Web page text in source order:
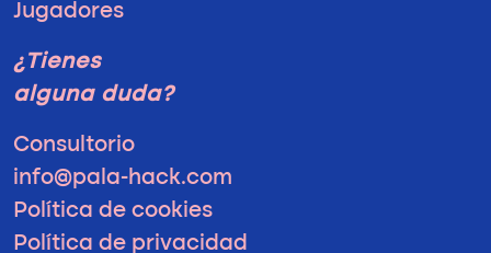
Jugadores
¿Tienes
alguna duda?
Consultorio
info@pala-hack.com
Política de cookies
Política de privacidad